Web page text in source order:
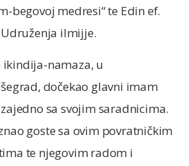
begovoj medresi“ te Edin ef.
Udruženja ilmijje.
namaza, u
dočekao glavni imam
sa svojim saradnicima.
goste sa ovim povratničkim
te njegovim radom i